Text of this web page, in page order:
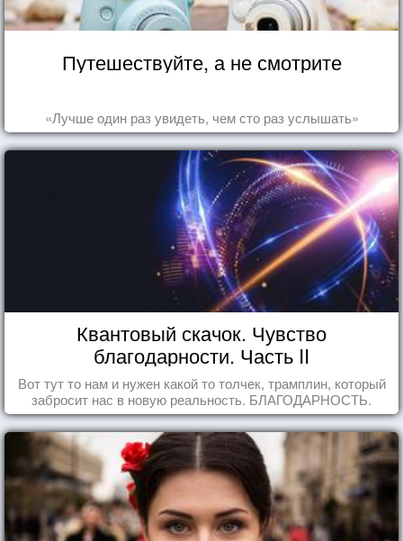
Путешествуйте, а не смотрите
«Лучше один раз увидеть, чем сто раз услышать»
Квантовый скачок. Чувство
благодарности. Часть II
Вот тут то нам и нужен какой то толчек, трамплин, который
забросит нас в новую реальность. БЛАГОДАРНОСТЬ.